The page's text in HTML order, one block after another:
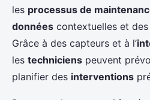
les processus de
données contextuelles et des
Grâce à des capteurs et à l’
les techniciens peuvent
planifier des interventions